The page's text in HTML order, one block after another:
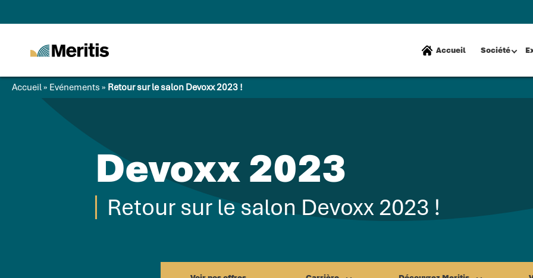
tech world
Accueil Société
Accueil» Evénements » Retour sur le salon Devoxx 2023 !
Devoxx 2023
Retour sur le salon Devoxx 2023 !